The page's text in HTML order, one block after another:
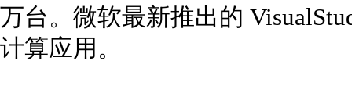
万台。微软最新推出的
计算应用。